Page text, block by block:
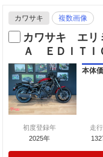
カワサキ 複数画像
カワサキ エリ
Ａ ＥＤＩＴＩ
本体
初度登録年
2025年
走